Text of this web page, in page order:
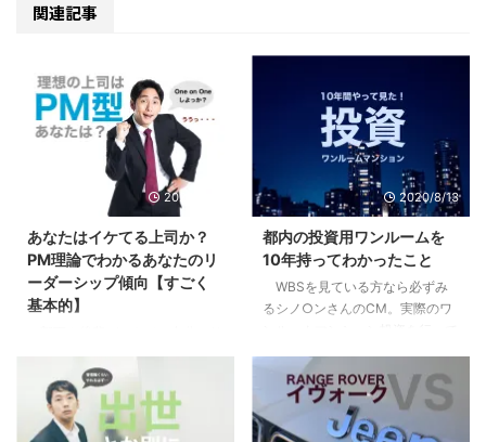
関連記事
2020/9/10
あなたはイケてる上司か？
PM理論でわかるあなたのリ
ーダーシップ傾向【すごく
基本的】
ーダーシップはあるのか疑問に思
ったり、不安になったはしていま
せんか？自分はイケてるリーダー
なのか？違うのか？気になってし
2020/8/13
都内の投資用ワンルームを
10年持ってわかったこと
WBSを見ている方なら必ずみ
るシノ○ンさんのCM。実際のワ
が多少なりとも参考になればと思
います。 目次1 先日売り先が見つ
かり200万くらい儲かった2 「時
間を資産に変える投資」という妙